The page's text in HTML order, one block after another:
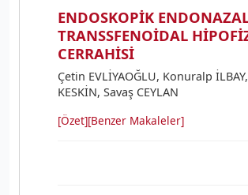
ENDOSKOPİK
TRANSSFENOİDAL
CERRAHİSİ
Çetin EVLİYAOĞLU, Konuralp
KESKİN, Savaş CEYLAN
[Özet][Benzer Makaleler]